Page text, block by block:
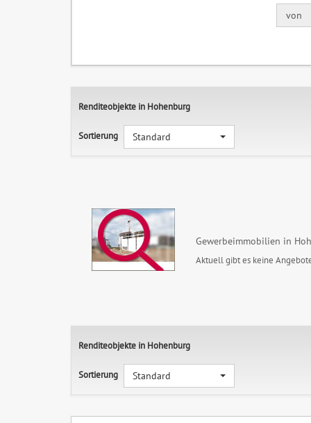
von
Renditeobjekte in Hohenburg
Sortierung Standard
Gewerbeimmobilien in
Aktuell gibt es keine
Renditeobjekte in Hohenburg
Sortierung Standard